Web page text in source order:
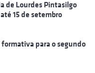
de Lourdes Pintasilgo
15 de setembro
para o segundo